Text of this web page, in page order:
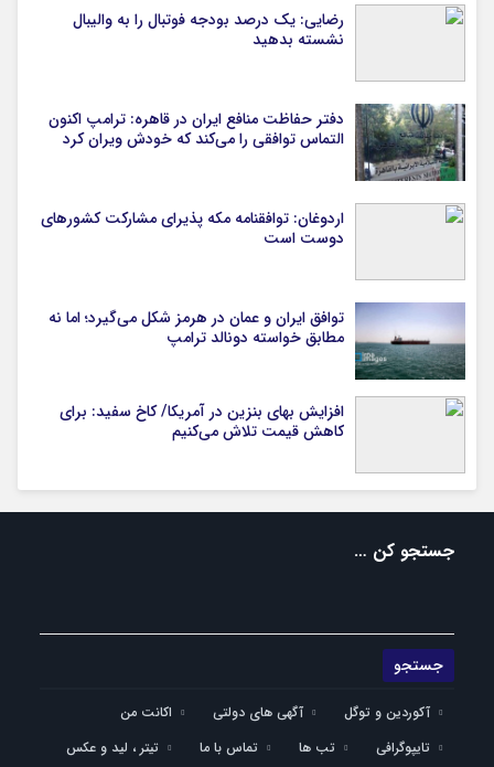
رضایی: یک درصد بودجه فوتبال را به والیبال
نشسته بدهید
دفتر حفاظت منافع ایران در قاهره: ترامپ اکنون
التماس توافقی را می‌کند که خودش ویران کرد
اردوغان: توافقنامه مکه پذیرای مشارکت کشورهای
دوست است
توافق ایران و عمان در هرمز شکل می‌گیرد؛ اما نه
مطابق خواسته دونالد ترامپ
افزایش بهای بنزین در آمریکا/ کاخ سفید: برای
کاهش قیمت تلاش می‌کنیم
جستجو کن …
آکوردین و توگل آگهی های دولتی
اکانت من
تایپوگرافی
تب ها تماس با ما تیتر ، لید و عکس